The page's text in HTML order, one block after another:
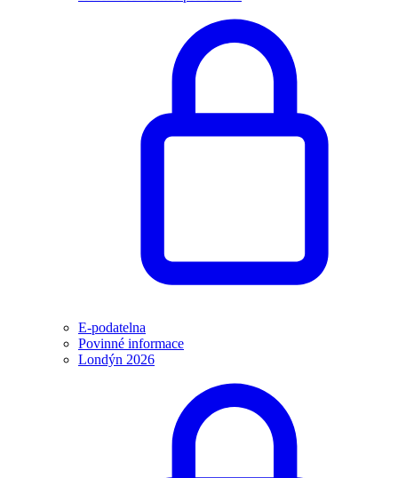
E-podatelna
Povinné informace
Londýn 2026